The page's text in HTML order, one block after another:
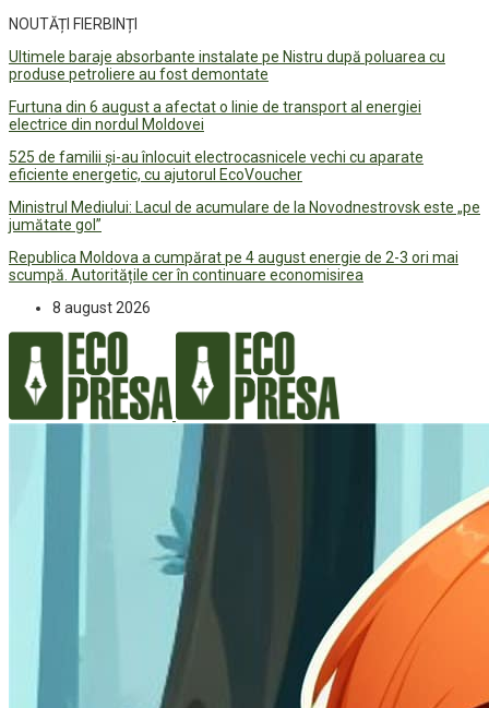
NOUTĂȚI FIERBINȚI
Ultimele baraje absorbante instalate pe Nistru după poluarea cu
produse petroliere au fost demontate
Furtuna din 6 august a afectat o linie de transport al energiei
electrice din nordul Moldovei
525 de familii și-au înlocuit electrocasnicele vechi cu aparate
eficiente energetic, cu ajutorul EcoVoucher
Ministrul Mediului: Lacul de acumulare de la Novodnestrovsk este „pe
jumătate gol”
Republica Moldova a cumpărat pe 4 august energie de 2-3 ori mai
scumpă. Autoritățile cer în continuare economisirea
8 august 2026